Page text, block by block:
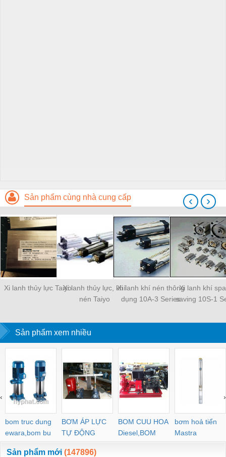
Sản phẩm cùng nhà cung cấp
Xi lanh thủy lực TaiyoXi lanh thủy lực, khí
nén Taiyo
Xi lanh khí nén thông
dụng 10A-3 Series
Xi lanh khí
saving 10S-1
‹ ›
Sản phẩm xem nhiều
bom truc dung
ewara,bom bu
ewara
BƠM ÁP LỰC
TỰ ĐỘNG
BOM CUU HOA
Diesel,BOM
CHUA CHAY
bơm hoả tiển
Mastra
‹ ›
Sản phẩm mới (147896)